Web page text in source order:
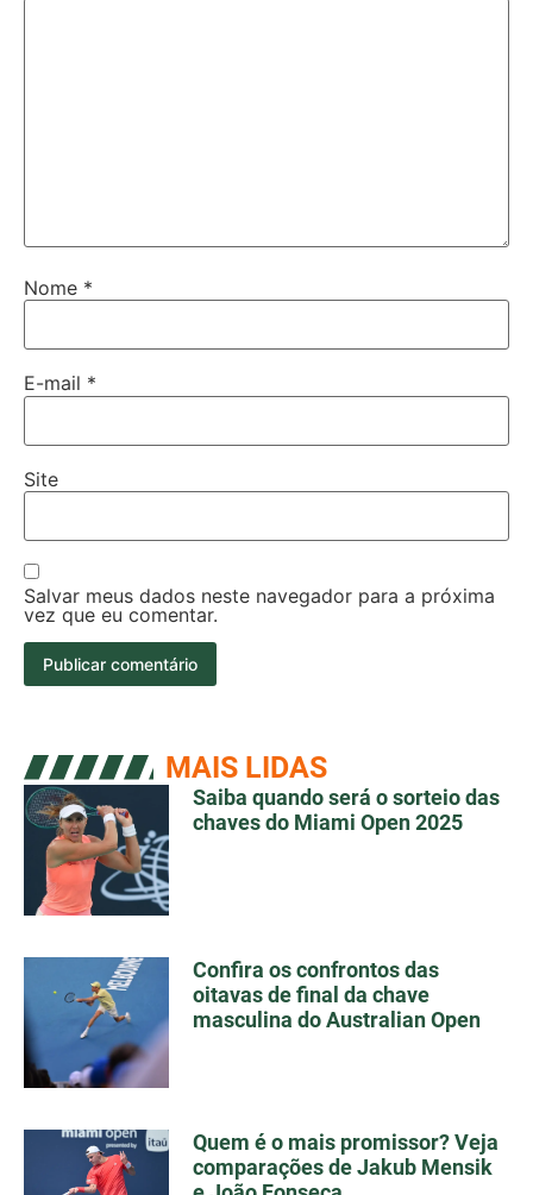
Nome *
E-mail *
Site
Salvar meus dados neste navegador para a próxima
vez que eu comentar.
MAIS LIDAS
Saiba quando será o sorteio das
chaves do Miami Open 2025
Confira os confrontos das
oitavas de final da chave
masculina do Australian Open
Quem é o mais promissor? Veja
comparações de Jakub Mensik